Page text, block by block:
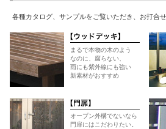
各種カタログ、サンプルをご覧いただき、お打合
まるで本物の木のよう
なのに、腐らない、
雨にも紫外線にも強い
新素材がおすすめ
オープン外構でないなら
門扉にはこだわりたい。